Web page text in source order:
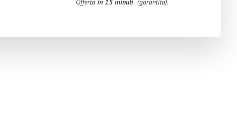
Offertain 15 minuti (garantita).